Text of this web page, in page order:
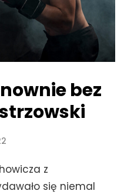
bez
z
się niemal